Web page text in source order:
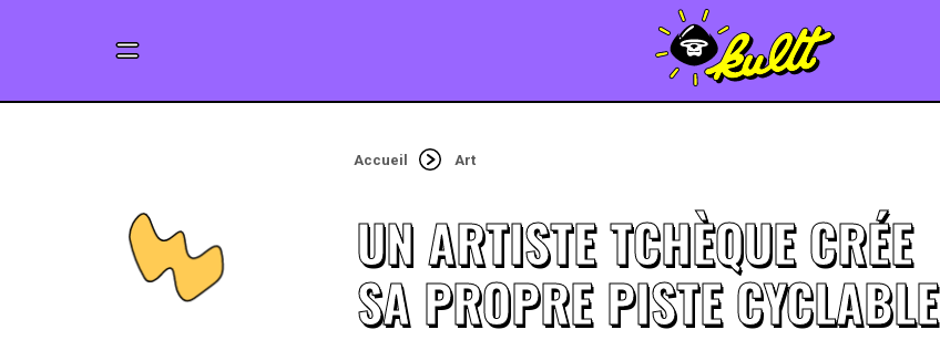
Accueil Art
UN ARTISTE TCHÈQUE CRÉE
SA PROPRE PISTE CYCLABLE